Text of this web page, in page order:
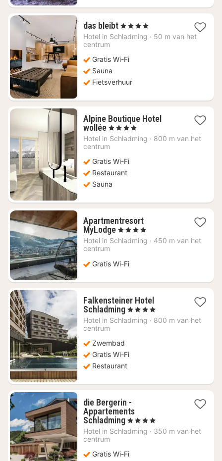
das bleibt1
nacht
235,48
, 4 Sterren
Hotel in Schladming · 50 m van het
centrum
Gratis Wi-Fi
Sauna
Fietsverhuur
Alpine Boutique Hotel
wollée1
nacht
vanaf
182,66
, 4 Sterren
Hotel in Schladming · 800 m van het
centrum
Gratis Wi-Fi
Restaurant
Sauna
Apartmentresort
MyLodge1
nacht
205,93
, 4 Sterren
Hotel in Schladming · 450 m van het
centrum
Gratis Wi-Fi
Falkensteiner Hotel
Schladming1
nacht
vanaf
, 4 Sterren
Hotel in Schladming · 800 m van het
centrum
Zwembad
Gratis Wi-Fi
Restaurant
die Bergerin -
Appartements
Schladming1
nacht
vanaf
187,50
, 4 Sterren
Hotel in Schladming · 350 m van het
centrum
Gratis Wi-Fi